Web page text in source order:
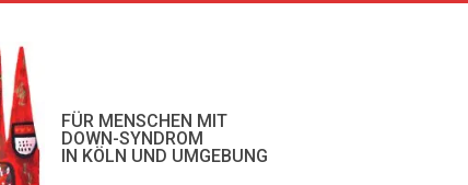
FÜR MENSCHEN MIT
DOWN-SYNDROM
IN KÖLN UND UMGEBUNG